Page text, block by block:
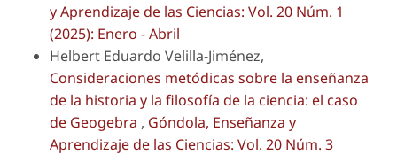
y Aprendizaje de las Ciencias: Vol. 20 Núm. 1
(2025): Enero - Abril
Helbert Eduardo Velilla-Jiménez,
Consideraciones metódicas sobre la enseñanza
de la historia y la filosofía de la ciencia: el caso
de Geogebra , Góndola, Enseñanza y
Aprendizaje de las Ciencias: Vol. 20 Núm. 3